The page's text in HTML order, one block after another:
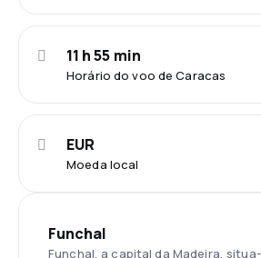
Horário do voo de Caracas
11 h 55 min
Moeda local
EUR
Funchal
Funchal, a capital da Madeira,